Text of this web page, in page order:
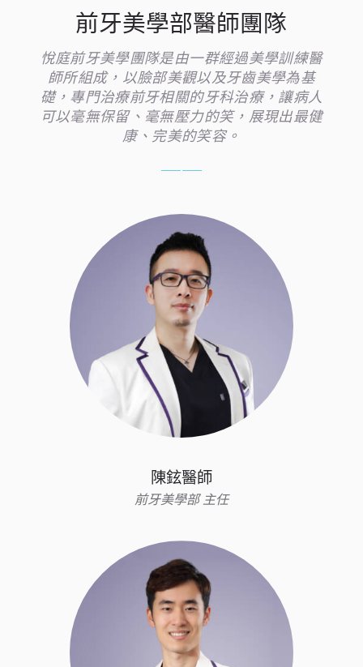
前牙美學部醫師團隊
悅庭前牙美學團隊是由一群經過美學訓練醫
師所組成，以臉部美觀以及牙齒美學為基
礎，專門治療前牙相關的牙科治療，讓病人
可以毫無保留、毫無壓力的笑，展現出最健
康、完美的笑容。
陳鉉醫師
前牙美學部 主任